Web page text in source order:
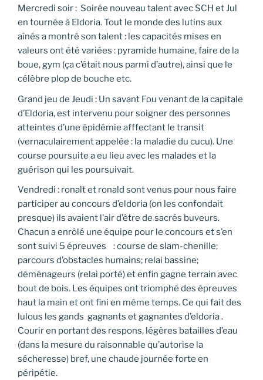
Mercredi soir : Soirée nouveau talent avec SCH et Jul
en tournée à Eldoria. Tout le monde des lutins aux
aînés a montré son talent : les capacités mises en
valeurs ont été variées : pyramide humaine, faire de la
boue, gym (ça c’était nous parmi d’autre), ainsi que le
célèbre plop de bouche etc.
Grand jeu de Jeudi : Un savant Fou venant de la capitale
d’Eldoria, est intervenu pour soigner des personnes
atteintes d’une épidémie afffectant le transit
(vernaculairement appelée : la maladie du cucu). Une
course poursuite a eu lieu avec les malades et la
guérison qui les poursuivait.
Vendredi : ronalt et ronald sont venus pour nous faire
participer au concours d’eldoria (on les confondait
presque) ils avaient l’air d’être de sacrés buveurs.
Chacun a enrôlé une équipe pour le concours et s’en
sont suivi 5 épreuves : course de slam-chenille;
parcours d’obstacles humains; relai bassine;
déménageurs (relai porté) et enfin gagne terrain avec
bout de bois. Les équipes ont triomphé des épreuves
haut la main et ont fini en même temps. Ce qui fait des
lulous les gands gagnants et gagnantes d’eldoria .
Courir en portant des respons, légères batailles d’eau
(dans la mesure du raisonnable qu’autorise la
sécheresse) bref, une chaude journée forte en
péripétie.